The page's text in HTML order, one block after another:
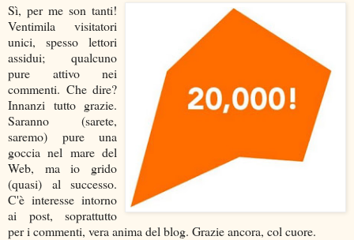
Sì, per me son tanti!
Ventimila visitatori
unici, spesso lettori
assidui; qualcuno
pure attivo nei
commenti. Che dire?
Innanzi tutto grazie.
Saranno (sarete,
saremo) pure una
goccia nel mare del
Web, ma io grido
(quasi) al successo.
C'è interesse intorno
ai post, soprattutto
per i commenti, vera anima del blog. Grazie ancora, col cuore.